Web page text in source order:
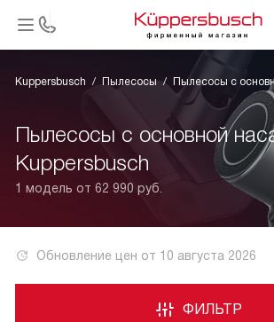
Kuppersbusch Пылесосы Пылесосы с
Пылесосы с основной
Kuppersbusch
1 модель от 62 990 руб.
Обновление цен от 10 августа 2026
ФИЛЬТР